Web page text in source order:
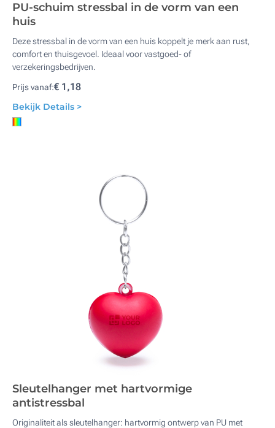
PU-schuim stressbal in de vorm van een
huis
Deze stressbal in de vorm van een huis koppelt je merk aan rust,
comfort en thuisgevoel. Ideaal voor vastgoed- of
verzekeringsbedrijven.
Prijs vanaf:€ 1,18
Bekijk Details >
Sleutelhanger met hartvormige
antistressbal
Originaliteit als sleutelhanger: hartvormig ontwerp van PU met